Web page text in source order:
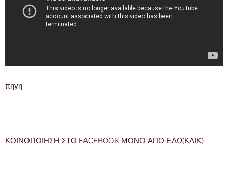
πηγη
ΚΟΙΝΟΠΟΙΗΣΗ ΣΤΟ FACEBOOK ΜΟΝΟ ΑΠΟ ΕΔΩ(ΚΛΙΚ)